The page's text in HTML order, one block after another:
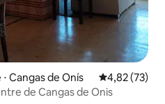
Cangas de Onís Évaluation
4,82 (73)
de Cangas de Onis